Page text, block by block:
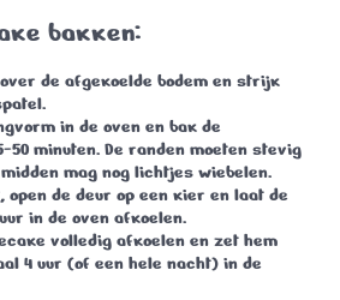
bakken:
de afgekoelde bodem en strijk
in de oven en bak de
50 minuten. De randen moeten stevig
mag nog lichtjes wiebelen.
open de deur op een kier en laat de
in de oven afkoelen.
volledig afkoelen en zet hem
4 uur (of een hele nacht) in de